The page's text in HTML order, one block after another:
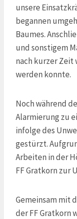
unsere
begannen
Baumes.
und sonstigem
nach kurzer Zeit
werden konnte.
Noch während
Alarmierung zu
infolge des
gestürzt.
Arbeiten in der
FF Gratkorn zur
Gemeinsam mit
der FF Gratkorn